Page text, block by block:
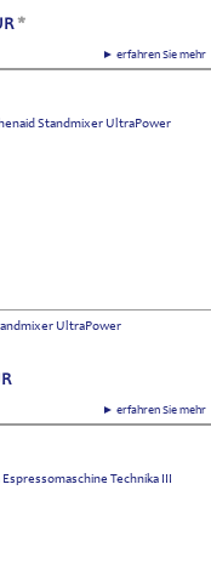
► erfahren Sie mehr
*
UltraPower
► erfahren Sie mehr